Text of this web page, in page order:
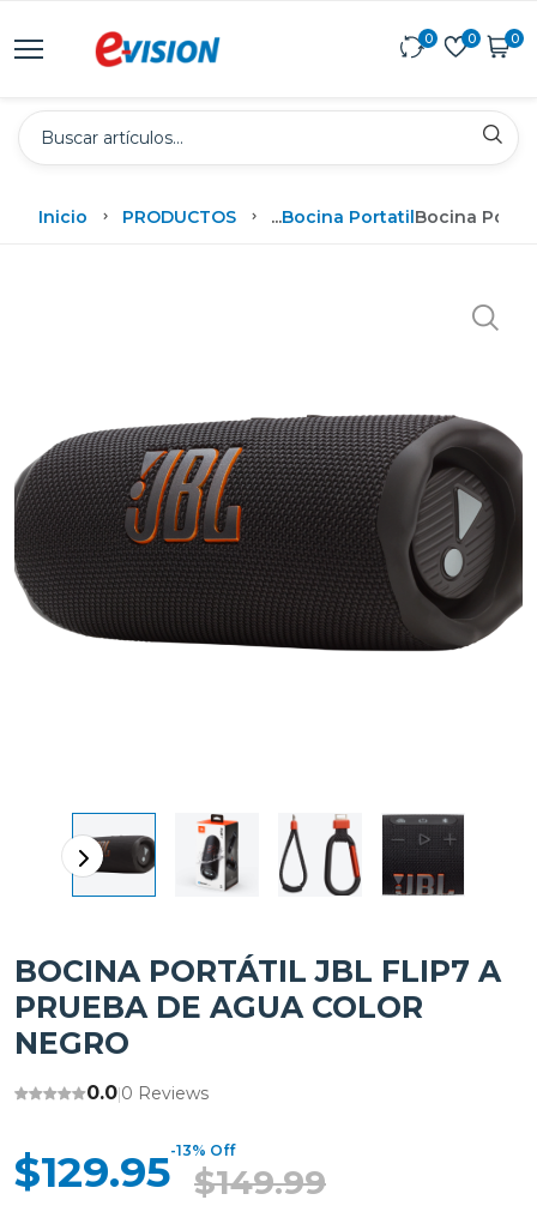
0 0 0
Inicio PRODUCTOS ...Bocina PortatilBocina
BOCINA PORTÁTIL JBL FLIP7 A
PRUEBA DE AGUA COLOR
NEGRO
0.0|0 Reviews
$129.95-13% Off
$149.99